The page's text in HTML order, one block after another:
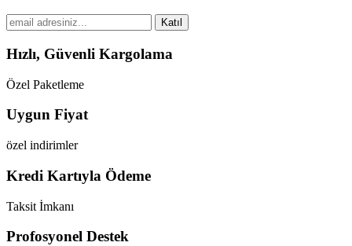
Katıl
Hızlı, Güvenli Kargolama
Özel Paketleme
Uygun Fiyat
özel indirimler
Kredi Kartıyla Ödeme
Taksit İmkanı
Profosyonel Destek